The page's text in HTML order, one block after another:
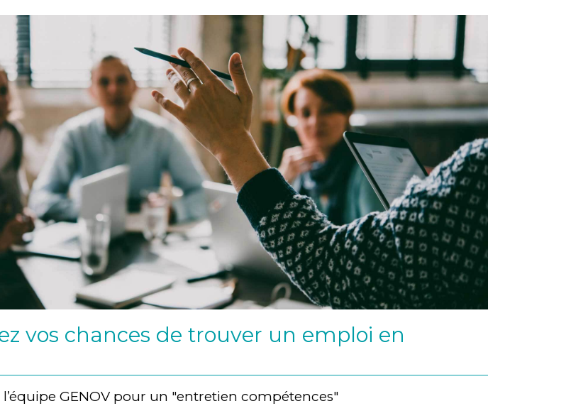
vos chances de trouver un emploi en
l’équipe GENOV pour un "entretien compétences"